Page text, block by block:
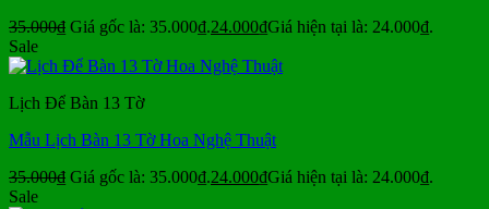
35.000₫ Giá gốc là: 35.000₫.24.000₫Giá hiện tại là: 24.000₫.
Sale
Lịch Để Bàn 13 Tờ
Mẫu Lịch Bàn 13 Tờ Hoa Nghệ Thuật
35.000₫ Giá gốc là: 35.000₫.24.000₫Giá hiện tại là: 24.000₫.
Sale